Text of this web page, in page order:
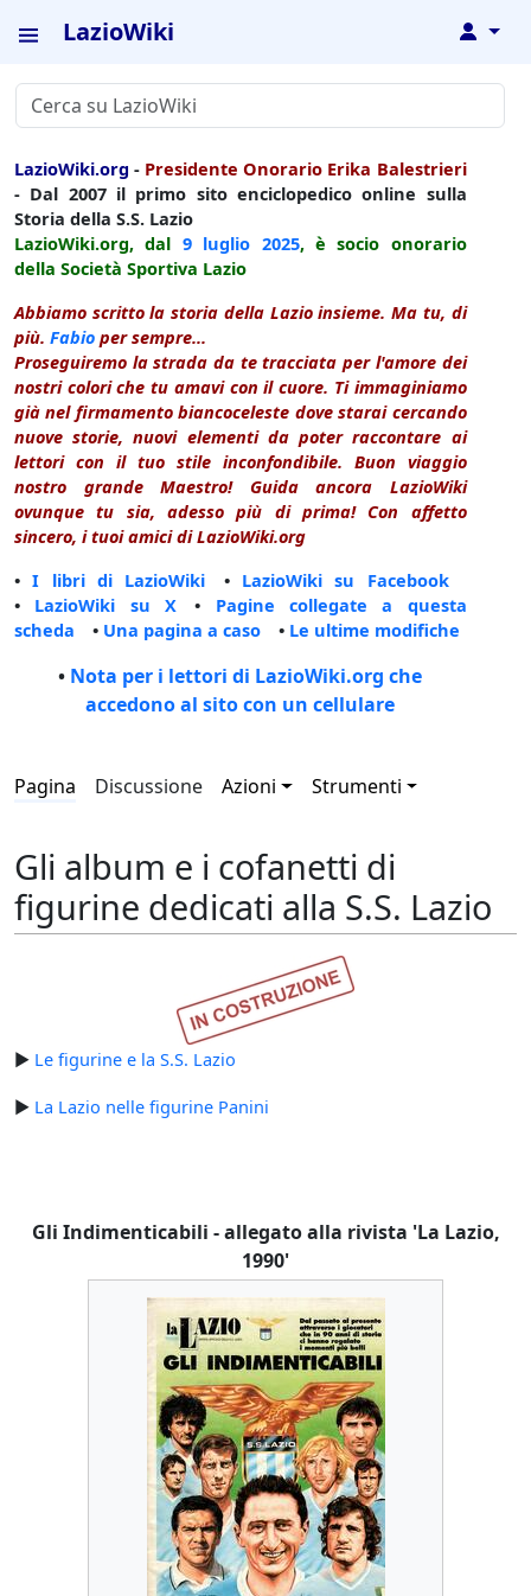
LazioWiki ↓
LazioWiki.org - Presidente Onorario Erika Balestrieri
- Dal 2007 il primo sito enciclopedico online sulla
Storia della S.S. Lazio
LazioWiki.org, dal 9 luglio 2025, è socio onorario
della Società Sportiva Lazio
Abbiamo scritto la storia della Lazio insieme. Ma tu, di
più. Fabio per sempre...
Proseguiremo la strada da te tracciata per l'amore dei
nostri colori che tu amavi con il cuore. Ti immaginiamo
già nel firmamento biancoceleste dove starai cercando
nuove storie, nuovi elementi da poter raccontare ai
lettori con il tuo stile inconfondibile. Buon viaggio
nostro grande Maestro! Guida ancora LazioWiki
ovunque tu sia, adesso più di prima! Con affetto
sincero, i tuoi amici di LazioWiki.org
•I libri di LazioWiki • LazioWiki su Facebook
• LazioWiki su X • Pagine collegate a questa
scheda • Una pagina a caso • Le ultime modifiche
• Nota per i lettori di LazioWiki.org che
accedono al sito con un cellulare
Pagina Discussione Azioni Strumenti
Gli album e i cofanetti di
figurine dedicati alla S.S. Lazio
► Le figurine e la S.S. Lazio
► La Lazio nelle figurine Panini
Gli Indimenticabili - allegato alla rivista 'La Lazio,
1990'